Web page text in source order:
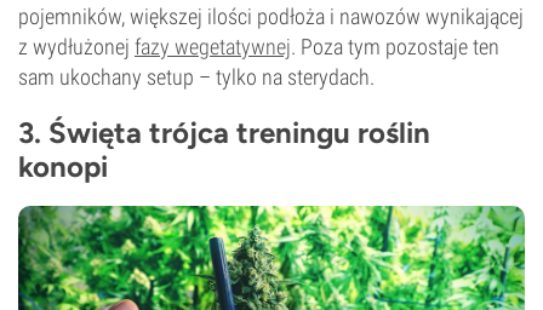
pojemników, większej ilości podłoża i nawozów wynikającej
z wydłużonej fazy wegetatywnej. Poza tym pozostaje ten
sam ukochany setup – tylko na sterydach.
3. Święta trójca treningu roślin
konopi